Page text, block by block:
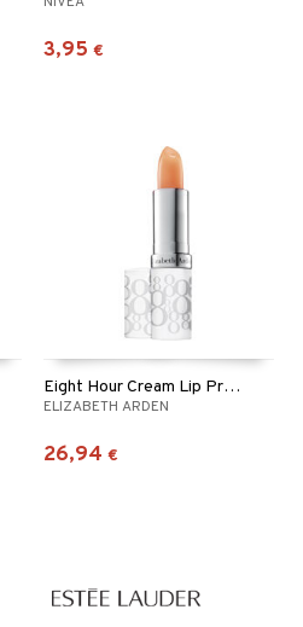
3,95 €
Eight Hour Cream Lip Protectant Stick SPF15
ELIZABETH ARDEN
26,94 €